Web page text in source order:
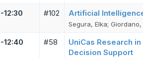
12:30 #102 Artificial
Segura, Elka;
12:40 #58
UniCas Research
Decision Support